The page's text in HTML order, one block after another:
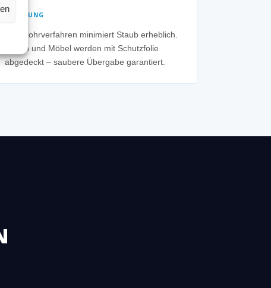
✓ LÖSUNG
Nassbohrverfahren minimiert Staub erheblich.
Böden und Möbel werden mit Schutzfolie
abgedeckt – saubere Übergabe garantiert.